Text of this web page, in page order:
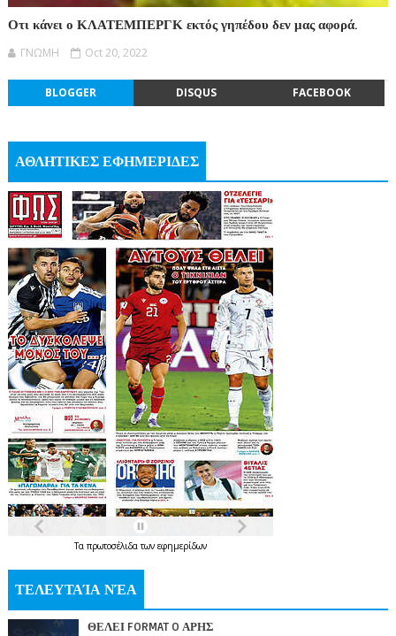
Οτι κάνει ο ΚΛΑΤΕΜΠΕΡΓΚ εκτός γηπέδου δεν μας αφορά.
ΓΝΩΜΗ Oct 20, 2022
BLOGGER DISQUS FACEBOOK
ΑΘΛΗΤΙΚΕΣ ΕΦΗΜΕΡΙΔΕΣ
Τα πρωτοσέλιδατων εφημερίδων
ΤΕΛΕΥΤΑΊΑ ΝΈΑ
ΘΕΛΕΙ FORMAT O ΑΡΗΣ